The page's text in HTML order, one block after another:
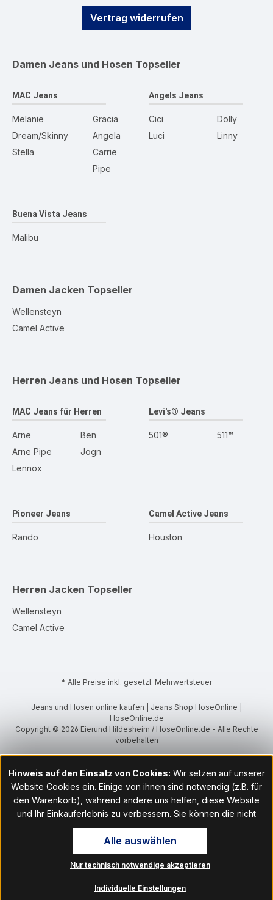
Vertrag widerrufen
Damen Jeans und Hosen Topseller
MAC Jeans
Melanie
Dream/Skinny
Stella
Gracia
Angela
Carrie
Pipe
Angels Jeans
Cici
Luci
Dolly
Linny
Buena Vista Jeans
Malibu
Damen Jacken Topseller
Wellensteyn
Camel Active
Herren Jeans und Hosen Topseller
MAC Jeans für Herren
Arne
Arne Pipe
Lennox
Ben
Jogn
Levi's® Jeans
501® 511™
Pioneer Jeans
Rando
Camel Active Jeans
Houston
Herren Jacken Topseller
Wellensteyn
Camel Active
* Alle Preise inkl. gesetzl. Mehrwertsteuer
Jeans und Hosen online kaufen | Jeans Shop HoseOnline |
HoseOnline.de
Copyright © 2026 Eierund Hildesheim / HoseOnline.de - Alle Rechte
vorbehalten
Hinweis auf den Einsatz von Cookies: Wir setzen auf unserer
Website Cookies ein. Einige von ihnen sind notwendig (z.B. für
den Warenkorb), während andere uns helfen, diese Website
und Ihr Einkauferlebnis zu verbessern. Sie können die nicht
notwendigen Cookies mit Klick auf „OK“ akzeptieren oder per
Klick auf "Nur technisch notwendige akzeptieren" ablehnen. Den
Zugang zu den Cookie-Einstellungen finden Sie im Fußbereich
unserer Website im Menüpunkt „Informationen“. Dort können Sie
Nur technisch notwendige akzeptieren
Individuelle Einstellungen
Alle auswählen